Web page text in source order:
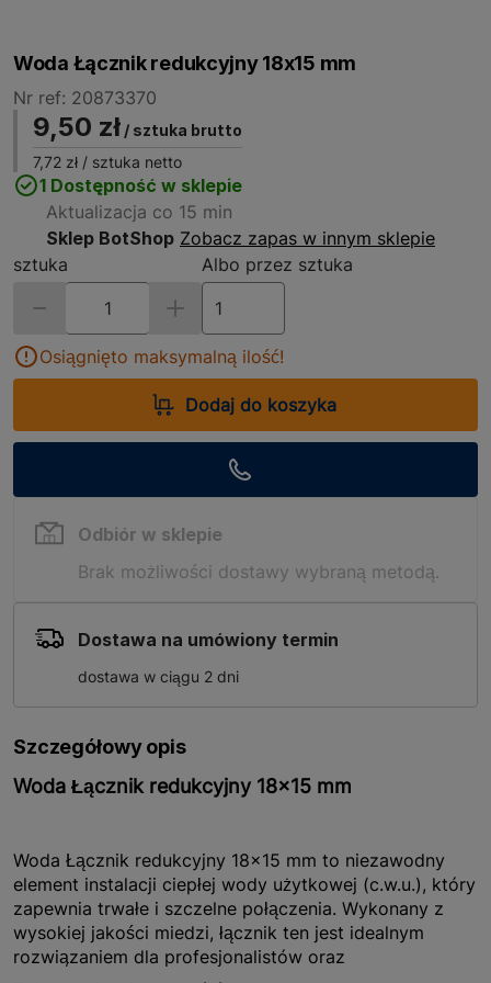
Woda Łącznik redukcyjny 18x15 mm
Nr ref: 20873370
9,50 zł / sztuka brutto
7,72 zł / sztuka netto
1 Dostępność w sklepie
Aktualizacja co 15 min
Sklep BotShop Zobacz zapas w innym sklepie
sztuka
Albo przez sztuka
Osiągnięto maksymalną ilość!
Dodaj do koszyka
Odbiór w sklepie
Brak możliwości dostawy wybraną metodą.
Dostawa na umówiony termin
dostawa w ciągu 2 dni
Szczegółowy opis
Woda Łącznik redukcyjny 18x15 mm
Woda Łącznik redukcyjny 18x15 mm to niezawodny
element instalacji ciepłej wody użytkowej (c.w.u.), który
zapewnia trwałe i szczelne połączenia. Wykonany z
wysokiej jakości miedzi, łącznik ten jest idealnym
rozwiązaniem dla profesjonalistów oraz